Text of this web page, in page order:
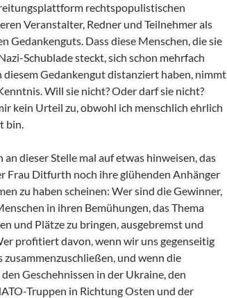
rechtspopulistischen
Veranstalter, Redner und Teilnehmer als
Gedankenguts. Dass diese Menschen, die sie
Schublade steckt, sich schon mehrfach
diesem Gedankengut distanziert haben, nimmt
Will sie nicht? Oder darf sie nicht?
kein Urteil zu, obwohl ich menschlich ehrlich
bin.
dieser Stelle mal auf etwas hinweisen, das
Frau Ditfurth noch ihre glühenden Anhänger
zu haben scheinen: Wer sind die Gewinner,
in ihren Bemühungen, das Thema
und Plätze zu bringen, ausgebremst und
profitiert davon, wenn wir uns gegenseitig
und wenn die
Geschehnissen in der Ukraine, den
Truppen in Richtung Osten und der